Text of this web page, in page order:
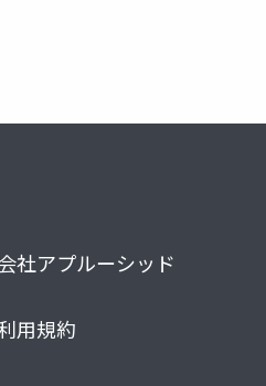
社アプルーシッド
用規約